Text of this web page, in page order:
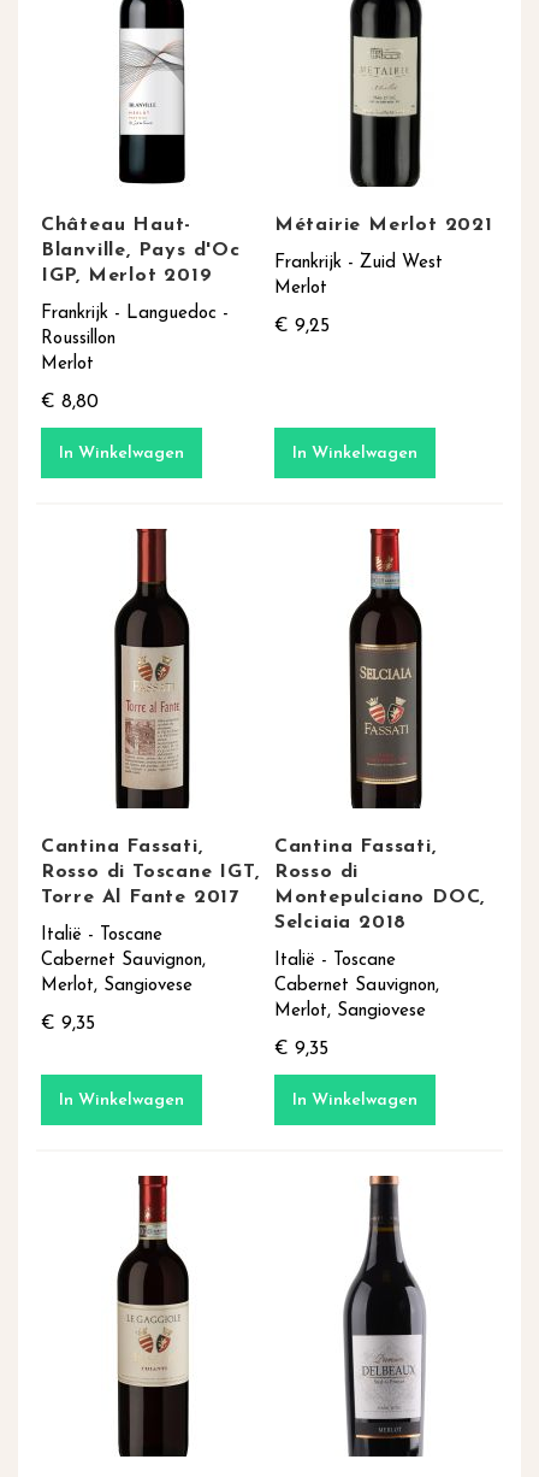
Château Haut-
Blanville, Pays d'Oc
IGP, Merlot 2019
Frankrijk - Languedoc -
Roussillon
Merlot
€ 8,80
In Winkelwagen
Métairie Merlot 2021
Frankrijk - Zuid West
Merlot
€ 9,25
In Winkelwagen
Cantina Fassati,
Rosso di Toscane IGT,
Torre Al Fante 2017
Italië - Toscane
Cabernet Sauvignon,
Merlot, Sangiovese
€ 9,35
In Winkelwagen
Cantina Fassati,
Rosso di
Montepulciano DOC,
Selciaia 2018
Italië - Toscane
Cabernet Sauvignon,
Merlot, Sangiovese
€ 9,35
In Winkelwagen